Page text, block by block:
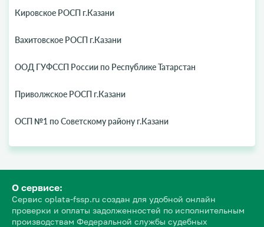
Кировское РОСП г.Казани
Вахитовское РОСП г.Казани
ООД ГУФССП России по Республике Татарстан
Приволжское РОСП г.Казани
ОСП №1 по Советскому району г.Казани
О сервисе:
Сервис oplata-fssp.ru создан для удобной онлайн
проверки и оплаты задолженностей по исполнительным
производствам Федеральной службы судебных